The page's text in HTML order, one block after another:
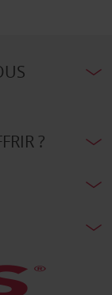
?